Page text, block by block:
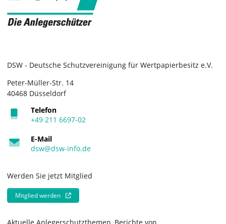
DSW - Deutsche Schutzvereinigung für Wertpapierbesitz e.V.
Peter-Müller-Str. 14
40468 Düsseldorf
Telefon
+49 211 6697-02
E-Mail
dsw@dsw-info.de
Werden Sie jetzt Mitglied
Mitglied werden